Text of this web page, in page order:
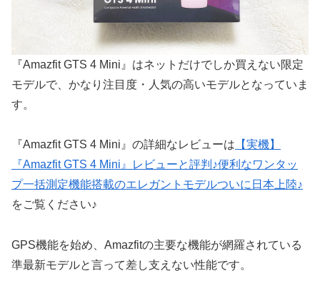
『Amazfit GTS 4 Mini』はネットだけでしか買えない限定
モデルで、かなり注目度・人気の高いモデルとなっていま
す。
『Amazfit GTS 4 Mini』の詳細なレビューは 【実機】
『Amazfit GTS 4 Mini』レビューと評判♪便利なワンタッ
プ一括測定機能搭載のエレガントモデルついに日本上陸♪
をご覧ください♪
GPS機能を始め、Amazfitの主要な機能が網羅されている
準最新モデルと言って差し支えない性能です。